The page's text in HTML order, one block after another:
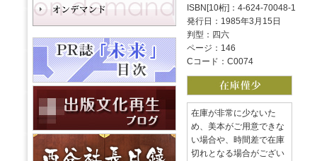
ISBN[10桁]：4-624-70048-1
発行日：1985年3月15日
判型：四六
ページ：146
Cコード：C0074
在庫が非常に少ないた
め、美本がご用意できな
い場合や、時間差で在庫
切れとなる場合がござい